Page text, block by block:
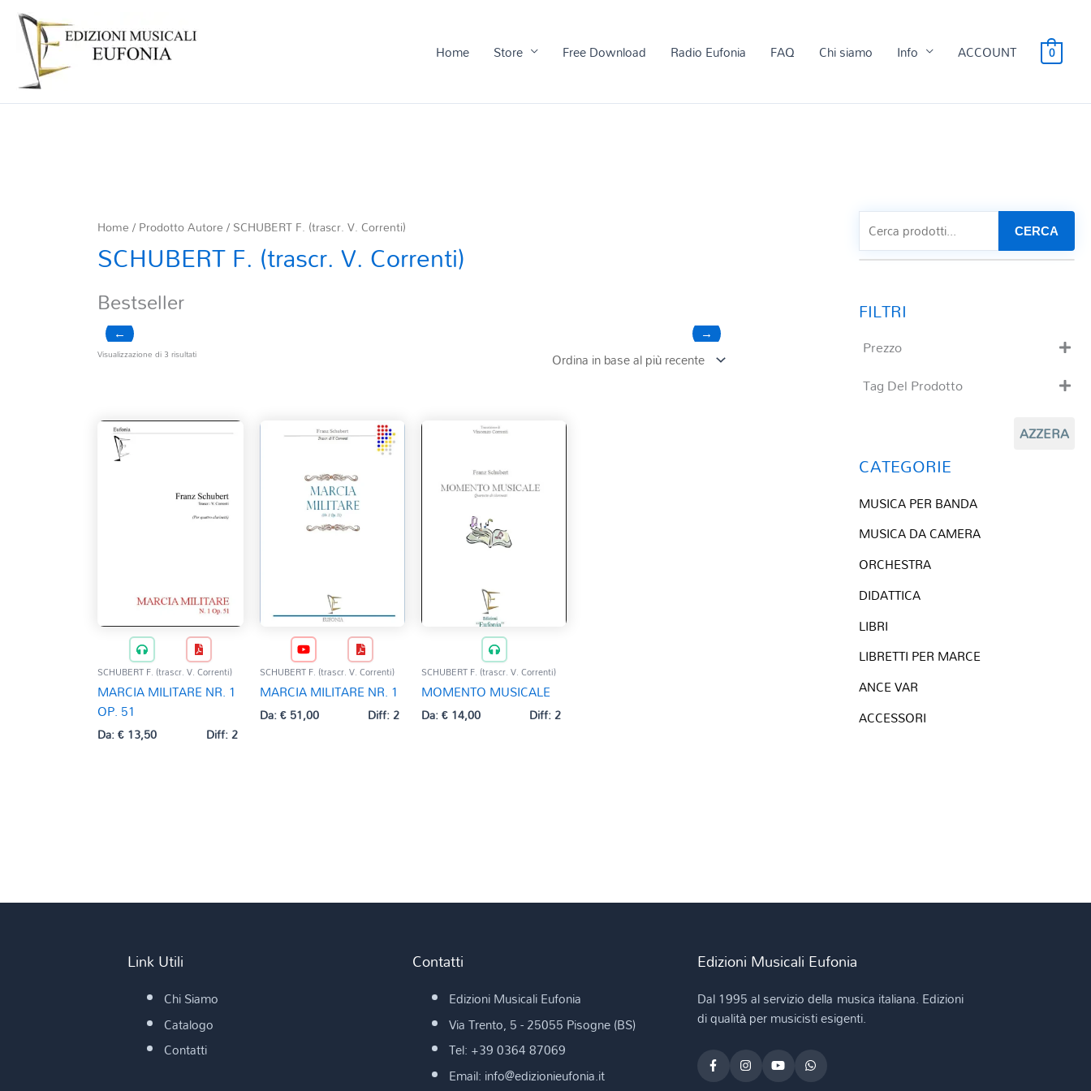
Home Store Free Download Radio Eufonia FAQ Chi siamo Info ACCOUNT 0
Home/ Prodotto Autore / SCHUBERT F. (trascr. V. Correnti)
SCHUBERT F. (trascr. V. Correnti)
Bestseller
← →
Visualizzazione di 3 risultatiOrdina
in
SCHUBERT F. (trascr. V. Correnti)
MARCIA MILITARE NR. 1
OP. 51
Da:€13,50 Diff: 2
SCHUBERT F. (trascr. V. Correnti)
MARCIA MILITARE NR. 1
Da:€51,00 Diff: 2
SCHUBERT F. (trascr. V. Correnti)
MOMENTO MUSICALE
Da:€14,00 Diff: 2
CERCA
Prezzo
Tag Del Prodotto
Composizioni originali
QR base
QR esecuzione
AZZERA
CATEGORIE
MUSICA PER BANDA
MUSICA DA CAMERA
ORCHESTRA
DIDATTICA
LIBRI
LIBRETTI PER MARCE
ANCE VAR
ACCESSORI
Link Utili
Chi Siamo
Catalogo
Contatti
Contatti
Edizioni Musicali Eufonia
Via Trento, 5 - 25055 Pisogne (BS)
Tel: +39 0364 87069
Email: info@edizionieufonia.it
Edizioni Musicali Eufonia
Dal 1995 al servizio della musica italiana. Edizioni
di qualità per musicisti esigenti.